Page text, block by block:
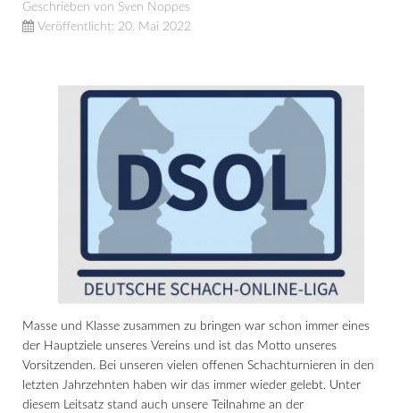
Geschrieben von Sven Noppes
Veröffentlicht: 20. Mai 2022
Masse und Klasse zusammen zu bringen war schon immer eines
der Hauptziele unseres Vereins und ist das Motto unseres
Vorsitzenden. Bei unseren vielen offenen Schachturnieren in den
letzten Jahrzehnten haben wir das immer wieder gelebt. Unter
diesem Leitsatz stand auch unsere Teilnahme an der